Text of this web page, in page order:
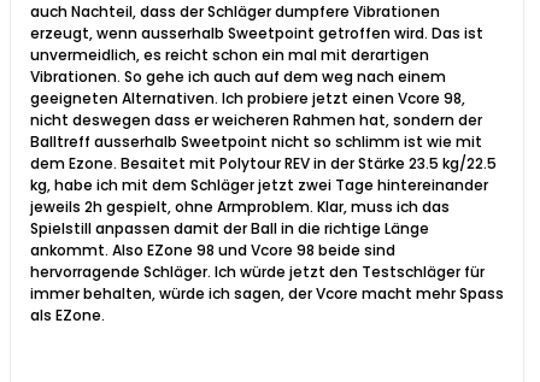
auch Nachteil, dass der Schläger dumpfere Vibrationen
erzeugt, wenn ausserhalb Sweetpoint getroffen wird. Das ist
unvermeidlich, es reicht schon ein mal mit derartigen
Vibrationen. So gehe ich auch auf dem weg nach einem
geeigneten Alternativen. Ich probiere jetzt einen Vcore 98,
nicht deswegen dass er weicheren Rahmen hat, sondern der
Balltreff ausserhalb Sweetpoint nicht so schlimm ist wie mit
dem Ezone. Besaitet mit Polytour REV in der Stärke 23.5 kg/22.5
kg, habe ich mit dem Schläger jetzt zwei Tage hintereinander
jeweils 2h gespielt, ohne Armproblem. Klar, muss ich das
Spielstill anpassen damit der Ball in die richtige Länge
ankommt. Also EZone 98 und Vcore 98 beide sind
hervorragende Schläger. Ich würde jetzt den Testschläger für
immer behalten, würde ich sagen, der Vcore macht mehr Spass
als EZone.